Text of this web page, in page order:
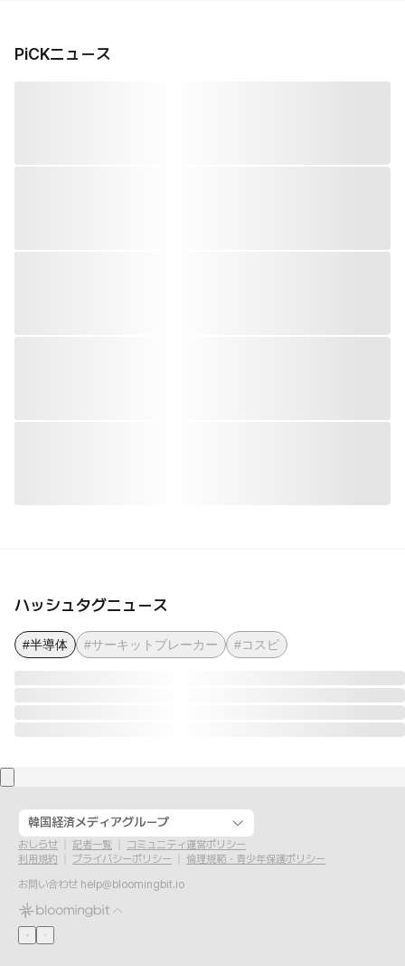
PiCKニュース
ハッシュタグニュース
#半導体 #サーキットブレーカー #コスピ
韓国経済メディアグループ
おしらせ 記者一覧
コミュニティ運営ポリシー
利用規約
プライバシーポリシー
倫理規範・青少年保護ポリシー
お問い合わせ help@bloomingbit.io